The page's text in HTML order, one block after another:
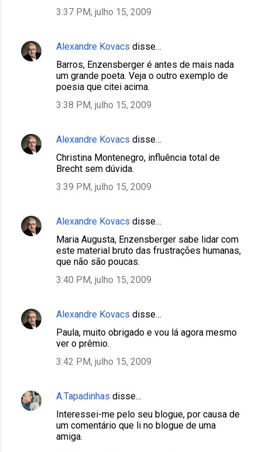
3:37 PM, julho 15, 2009
Alexandre Kovacs disse…
Barros, Enzensberger é antes de mais nada
um grande poeta. Veja o outro exemplo de
poesia que citei acima.
3:38 PM, julho 15, 2009
Alexandre Kovacs disse…
Christina Montenegro, influência total de
Brecht sem dúvida.
3:39 PM, julho 15, 2009
Alexandre Kovacs disse…
Maria Augusta, Enzensberger sabe lidar com
este material bruto das frustrações humanas,
que não são poucas.
3:40 PM, julho 15, 2009
Alexandre Kovacs disse…
Paula, muito obrigado e vou lá agora mesmo
ver o prêmio.
3:42 PM, julho 15, 2009
A.Tapadinhas disse…
Interessei-me pelo seu blogue, por causa de
um comentário que li no blogue de uma
amiga.